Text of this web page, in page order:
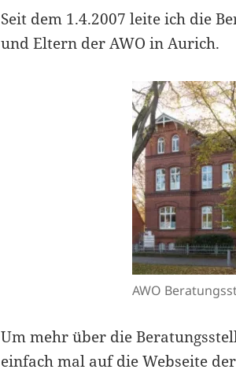
Seit dem 1.4.2007 leite ich die
und Eltern der AWO in Aurich.
AWO
Um mehr über die
einfach mal auf die Webseite